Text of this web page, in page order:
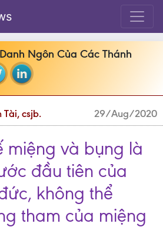
Ngôn Của Các Thánh
Tài, csjb. 29/Aug/2020
miệng và bụng là
đầu tiên của
không thể
tham của miệng